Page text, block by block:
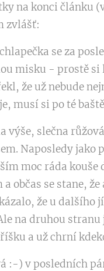
na konci článku
zvlášť:
se za
misku - prostě
že už nebude
musí si po té
výše, slečna
Naposledy jako
moc ráda
občas se stane,
že u dalšího
na druhou stranu
a už chrní
:-) v posledních